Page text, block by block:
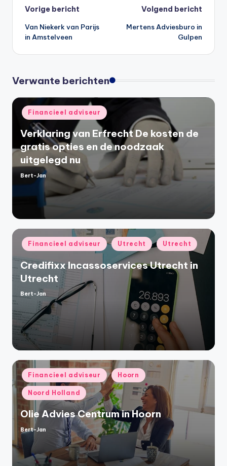
Bericht
navigatie
Vorige bericht
Van Niekerk van Parijs
in Amstelveen
Volgend bericht
Mertens Adviesburo in
Gulpen
Verwante berichten
Geplaatst
in
Financieel adviseur
Verklaring van Erfrecht De kosten de
gratis opties en de noodzaak
uitgelegd nu
Geplaatst
door
Bert-Jan
Geplaatst
in
Financieel adviseur Utrecht Utrecht
Credifixx Incassoservices Utrecht in
Utrecht
Geplaatst
Bert-Jan
Geplaatst
in
Financieel adviseur Hoorn
Noord Holland
Olie Advies Centrum in Hoorn
Geplaatst
door
Bert-Jan